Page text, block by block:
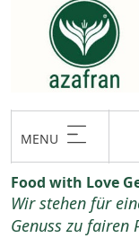
MENU
Food with Love
Wir stehen für
Genuss zu fairen